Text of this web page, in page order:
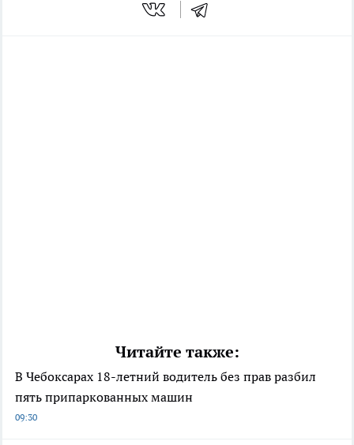
Читайте также:
В Чебоксарах 18-летний водитель без прав разбил
пять припаркованных машин
09:30